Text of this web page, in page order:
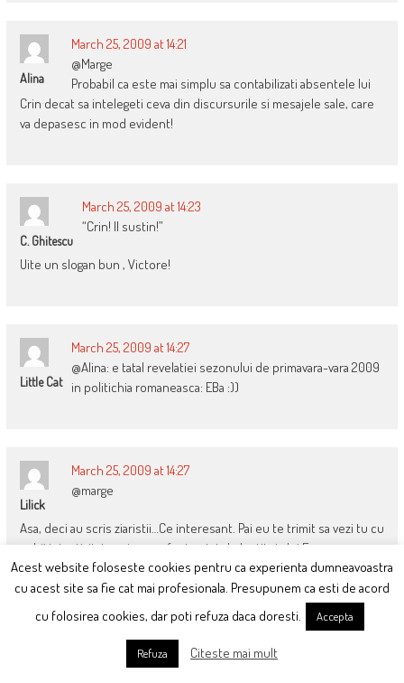
Alina
March 25, 2009 at 14:21
@Marge
Probabil ca este mai simplu sa contabilizati absentele lui
Crin decat sa intelegeti ceva din discursurile si mesajele sale, care
va depasesc in mod evident!
C. Ghitescu
March 25, 2009 at 14:23
“Crin! Il sustin!”
Uite un slogan bun , Victore!
Little Cat
March 25, 2009 at 14:27
@Alina: e tatal revelatiei sezonului de primavara-vara 2009
in politichia romaneasca: EBa :))
Lilick
March 25, 2009 at 14:27
@marge
Asa, deci au scris ziaristii…Ce interesant. Pai eu te trimit sa vezi tu cu
ochii tai activitatea si cum a fost cotat de Institutului European
pentru Democratie Participativa, si tu…Nu te informa direct, draga!
Ramai asa!
March 25, 2009 at 14:28
Acest website foloseste cookies pentru ca experienta dumneavoastra
cu acest site sa fie cat mai profesionala. Presupunem ca esti de acord
cu folosirea cookies, dar poti refuza daca doresti.
Accepta
Refuza Citeste mai mult